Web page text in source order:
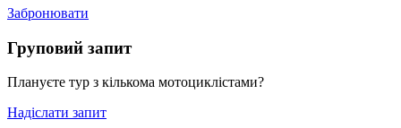
Забронювати
Груповий запит
Плануєте тур з кількома мотоциклістами?
Надіслати запит